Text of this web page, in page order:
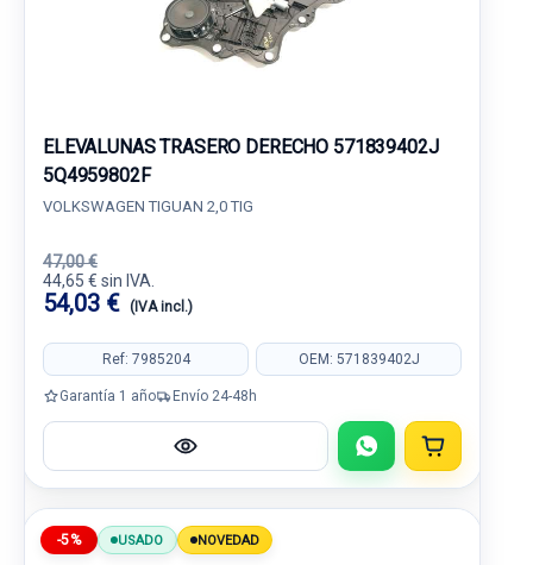
ELEVALUNAS TRASERO DERECHO 571839402J
5Q4959802F
VOLKSWAGEN TIGUAN 2,0 TIG
47,00 €
44,65 € sin IVA.
54,03 € (IVA incl.)
Ref: 7985204 OEM: 571839402J
Garantía 1 año Envío 24-48h
-5% USADO NOVEDAD